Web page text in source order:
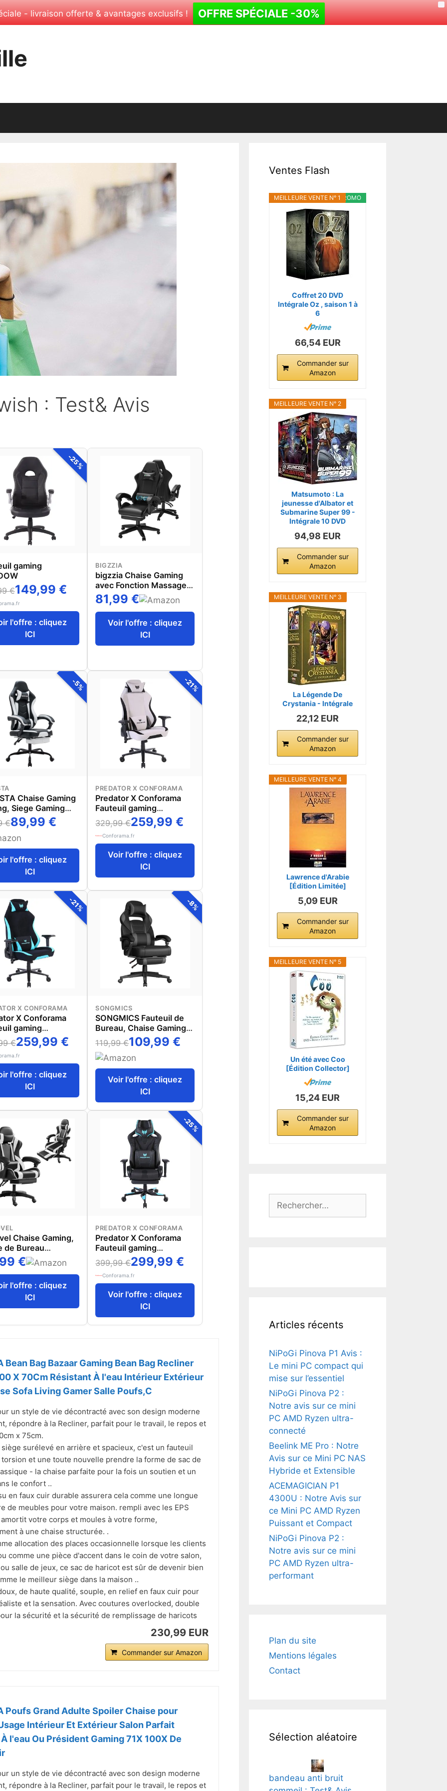
- livraison offerte & avantages exclusifs ! OFFRE SPÉCIALE -30%
: Test& Avis
-25%
gaming
€149,99 €
l'offre : cliquez
ICI
BIGZZIA
bigzzia Chaise Gaming
avec Fonction Massage,
Ergonomique Chaise de
Gaming
81,99 €
Voir l'offre : cliquez
ICI
-5%
Chaise Gaming
Siege Gaming
Pieds
Fauteuil
avec Massage
Fauteuil
Ergonomique
Dossier
à 135°, Charge
€89,99 €
l'offre : cliquez
ICI
-21%
PREDATOR X CONFORAMA
Predator X Conforama
Fauteuil gaming
PREDATOR ALTAÏR
329,99 €259,99 €
Conforama.fr
Voir l'offre : cliquez
ICI
-21%
X CONFORAMA
X Conforama
gaming
ALTAÏR
€259,99 €
l'offre : cliquez
ICI
-8%
SONGMICS
SONGMICS Fauteuil de
Bureau, Chaise Gaming,
Réglable, Repose-Pieds
Télescopique,
Mécanisme à Bascule,
Appui-Tête, Support
Lombaire, Charge 150
kg, Noir d'encre et Gris
Ardoise OBG073BH20
119,99 €109,99 €
Voir l'offre : cliquez
ICI
Chaise Gaming,
de Bureau
Fauteuil Gaming
Repose-Pieds
(Noir et
€
l'offre : cliquez
ICI
-25%
PREDATOR X CONFORAMA
Predator X Conforama
Fauteuil gaming
PREDATOR ANTARES
399,99 €299,99 €
Conforama.fr
Voir l'offre : cliquez
ICI
Bean Bag Bazaar Gaming Bean Bag Recliner
X 70Cm Résistant À l'eau Intérieur Extérieur
Sofa Living Gamer Salle Poufs,C
un style de vie décontracté avec son design moderne
répondre à la Recliner, parfait pour le travail, le repos et
x 75cm.
siège surélevé en arrière et spacieux, c'est un fauteuil
et une toute nouvelle prendre la forme de sac de
- la chaise parfaite pour la fois un soutien et un
le confort ..
en faux cuir durable assurera cela comme une longue
de meubles pour votre maison. rempli avec les EPS
votre corps et moules à votre forme,
à une chaise structurée. .
allocation des places occasionnelle lorsque les clients
comme une pièce d'accent dans le coin de votre salon,
salle de jeux, ce sac de haricot est sûr de devenir bien
le meilleur siège dans la maison ..
de haute qualité, souple, en relief en faux cuir pour
et la sensation. Avec coutures overlocked, double
la sécurité et la sécurité de remplissage de haricots
230,99 EUR
Commander sur Amazon
Poufs Grand Adulte Spoiler Chaise pour
Intérieur Et Extérieur Salon Parfait
l'eau Ou Président Gaming 71X 100X De
un style de vie décontracté avec son design moderne
répondre à la Recliner, parfait pour le travail, le repos et
Ventes Flash
PROMO
MEILLEURE VENTE N° 1
Coffret 20 DVD
Intégrale Oz , saison 1 à
6
66,54 EUR
Commander sur
Amazon
MEILLEURE VENTE N° 2
Matsumoto : La
jeunesse d'Albator et
Submarine Super 99 -
Intégrale 10 DVD
94,98 EUR
Commander sur
Amazon
MEILLEURE VENTE N° 3
La Légende De
Crystania - Intégrale
22,12 EUR
Commander sur
Amazon
MEILLEURE VENTE N° 4
Lawrence d'Arabie
[Édition Limitée]
5,09 EUR
Commander sur
Amazon
MEILLEURE VENTE N° 5
Un été avec Coo
[Édition Collector]
15,24 EUR
Commander sur
Amazon
Rechercher :
Articles récents
NiPoGi Pinova P1 Avis :
Le mini PC compact qui
mise sur l’essentiel
NiPoGi Pinova P2 :
Notre avis sur ce mini
PC AMD Ryzen ultra-
connecté
Beelink ME Pro : Notre
Avis sur ce Mini PC NAS
Hybride et Extensible
ACEMAGICIAN P1
4300U : Notre Avis sur
ce Mini PC AMD Ryzen
Puissant et Compact
NiPoGi Pinova P2 :
Notre avis sur ce mini
PC AMD Ryzen ultra-
performant
Plan du site
Mentions légales
Contact
Sélection aléatoire
bandeau anti bruit